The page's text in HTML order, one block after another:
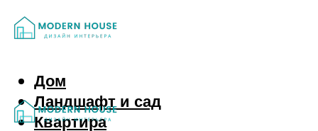
Дом
Ландшафт и сад
Квартира